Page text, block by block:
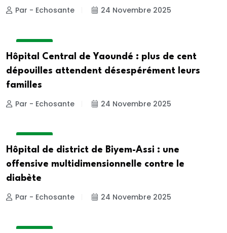
Par - Echosante 24 Novembre 2025
Hôpital Central de Yaoundé : plus de cent
dépouilles attendent désespérément leurs
familles
Par - Echosante 24 Novembre 2025
Hôpital de district de Biyem-Assi : une
offensive multidimensionnelle contre le
diabète
Par - Echosante 24 Novembre 2025